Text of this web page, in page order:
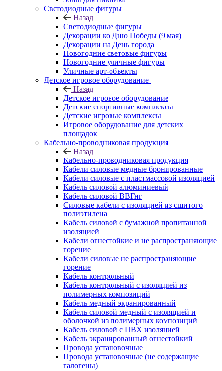
Светодиодные фигуры
Назад
Светодиодные фигуры
Декорации ко Дню Победы (9 мая)
Декорации на День города
Новогодние световые фигуры
Новогодние уличные фигуры
Уличные арт-объекты
Детское игровое оборудование
Назад
Детское игровое оборудование
Детские спортивные комплексы
Детские игровые комплексы
Игровое оборудование для детских
площадок
Кабельно-проводниковая продукция
Назад
Кабельно-проводниковая продукция
Кабели силовые медные бронированные
Кабели силовые с пластмассовой изоляцией
Кабель силовой алюминиевый
Кабель силовой ВВГнг
Силовые кабели с изоляцией из сшитого
полиэтилена
Кабель силовой с бумажной пропитанной
изоляцией
Кабели огнестойкие и не распространяющие
горение
Кабели силовые не распространяющие
горение
Кабель контрольный
Кабель контрольный с изоляцией из
полимерных композиций
Кабель медный экранированный
Кабель силовой медный с изоляцией и
оболочкой из полимерных композиций
Кабель силовой с ПВХ изоляцией
Кабель экранированный огнестойкий
Провода установочные
Провода установочные (не содержащие
галогены)